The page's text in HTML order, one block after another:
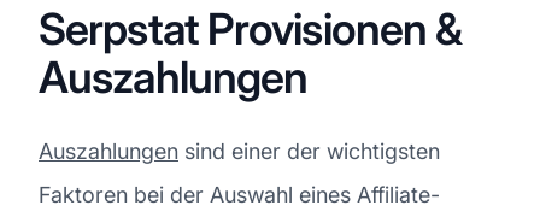
Serpstat Provisionen &
Auszahlungen
Auszahlungen sind einer der wichtigsten
Faktoren bei der Auswahl eines Affiliate-